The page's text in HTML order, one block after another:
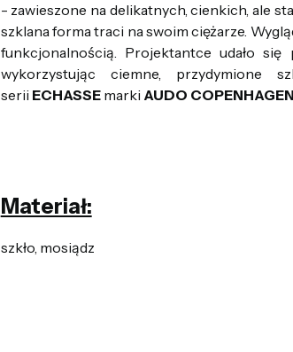
- zawieszone na delikatnych, cienkich, ale
szklana forma traci na swoim ciężarze.
funkcjonalnością. Projektantce udało
wykorzystując ciemne, przydymione
serii ECHASSEmarki AUDO COPENHAGEN
Materiał:
szkło, mosiądz